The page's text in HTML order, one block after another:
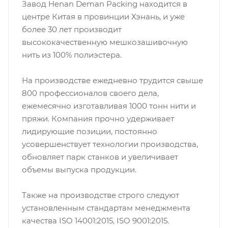
Завод Henan Deman Packing находится в
центре Китая в провинции Хэнань, и уже
более 30 лет производит
высококачественную мешкозашивочную
нить из 100% полиэстера.
На производстве ежедневно трудится свыше
800 профессионалов своего дела,
ежемесячно изготавливая 1000 тонн нити и
пряжи. Компания прочно удерживает
лидирующие позиции, постоянно
усовершенствует технологии производства,
обновляет парк станков и увеличивает
объемы выпуска продукции.
Также на производстве строго следуют
установленным стандартам менеджмента
качества ISO 14001:2015, ISO 9001:2015.